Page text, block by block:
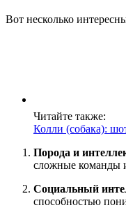
Вот несколько
Читайте также:
Колли (собака):
Порода и
сложные команды
Социальный
способностью